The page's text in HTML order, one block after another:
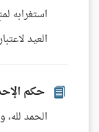
استغرابه
العيد
حكم
الحمد